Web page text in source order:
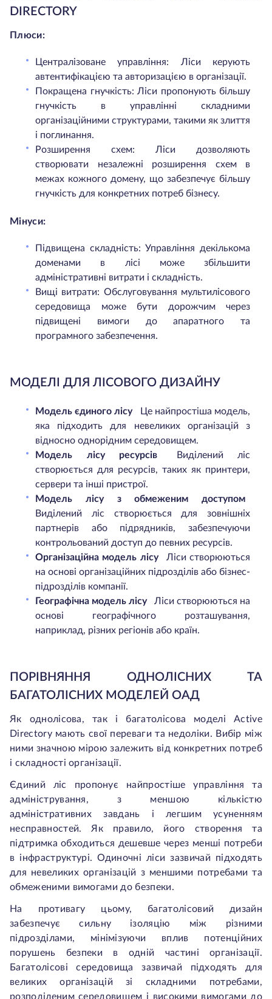
DIRECTORY
Плюси:
Централізоване управління: Ліси керують
автентифікацією та авторизацією в організації.
Покращена гнучкість: Ліси пропонують більшу
гнучкість в управлінні складними
організаційними структурами, такими як злиття
і поглинання.
Розширення схем: Ліси дозволяють
створювати незалежні розширення схем в
межах кожного домену, що забезпечує більшу
гнучкість для конкретних потреб бізнесу.
Мінуси:
Підвищена складність: Управління декількома
доменами в лісі може збільшити
адміністративні витрати і складність.
Вищі витрати: Обслуговування мультилісового
середовища може бути дорожчим через
підвищені вимоги до апаратного та
програмного забезпечення.
МОДЕЛІ ДЛЯ ЛІСОВОГО ДИЗАЙНУ
Модель єдиного лісу
Це найпростіша модель,
яка підходить для невеликих організацій з
відносно однорідним середовищем.
Модель лісу ресурсів
Виділений ліс
створюється для ресурсів, таких як принтери,
сервери та інші пристрої.
Модель лісу з обмеженим доступом
Виділений ліс створюється для зовнішніх
партнерів або підрядників, забезпечуючи
контрольований доступ до певних ресурсів.
Організаційна модель лісу
Ліси створюються
на основі організаційних підрозділів або бізнес-
підрозділів компанії.
Географічна модель лісу
Ліси створюються на
основі географічного розташування,
наприклад, різних регіонів або країн.
ПОРІВНЯННЯ ОДНОЛІСНИХ ТА
БАГАТОЛІСНИХ МОДЕЛЕЙ ОАД
Як однолісова, так і багатолісова моделі Active
Directory мають свої переваги та недоліки. Вибір між
ними значною мірою залежить від конкретних потреб
і складності організації.
Єдиний ліс пропонує найпростіше управління та
адміністрування, з меншою кількістю
адміністративних завдань і легшим усуненням
несправностей. Як правило, його створення та
підтримка обходиться дешевше через менші потреби
в інфраструктурі. Одиночні ліси зазвичай підходять
для невеликих організацій з меншими потребами та
обмеженими вимогами до безпеки.
На противагу цьому, багатолісовий дизайн
забезпечує сильну ізоляцію між різними
підрозділами, мінімізуючи вплив потенційних
порушень безпеки в одній частині організації.
Багатолісові середовища зазвичай підходять для
великих організацій зі складними потребами,
розподіленим середовищем і високими вимогами до